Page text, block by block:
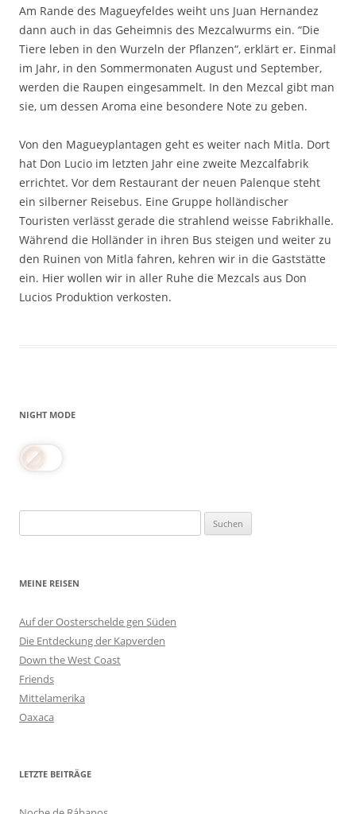
Am Rande des Magueyfeldes weiht uns Juan Hernandez
dann auch in das Geheimnis des Mezcalwurms ein. “Die
Tiere leben in den Wurzeln der Pflanzen“, erklärt er. Einmal
im Jahr, in den Sommermonaten August und September,
werden die Raupen eingesammelt. In den Mezcal gibt man
sie, um dessen Aroma eine besondere Note zu geben.
Von den Magueyplantagen geht es weiter nach Mitla. Dort
hat Don Lucio im letzten Jahr eine zweite Mezcalfabrik
errichtet. Vor dem Restaurant der neuen Palenque steht
ein silberner Reisebus. Eine Gruppe holländischer
Touristen verlässt gerade die strahlend weisse Fabrikhalle.
Während die Holländer in ihren Bus steigen und weiter zu
den Ruinen von Mitla fahren, kehren wir in die Gaststätte
ein. Hier wollen wir in aller Ruhe die Mezcals aus Don
Lucios Produktion verkosten.
NIGHT MODE
nach:
MEINE REISEN
Auf der Oosterschelde gen Süden
Die Entdeckung der Kapverden
Down the West Coast
Friends
Mittelamerika
Oaxaca
LETZTE BEITRÄGE